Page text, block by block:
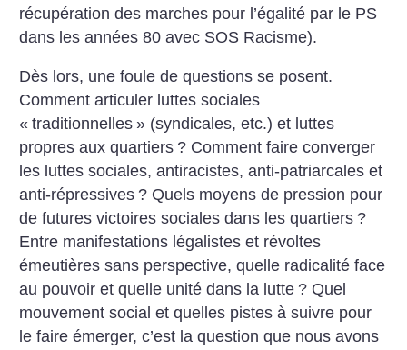
récupération des marches pour l’égalité par le PS
dans les années 80 avec SOS Racisme).
Dès lors, une foule de questions se posent.
Comment articuler luttes sociales
« traditionnelles » (syndicales, etc.) et luttes
propres aux quartiers ? Comment faire converger
les luttes sociales, antiracistes, anti-patriarcales et
anti-répressives ? Quels moyens de pression pour
de futures victoires sociales dans les quartiers ?
Entre manifestations légalistes et révoltes
émeutières sans perspective, quelle radicalité face
au pouvoir et quelle unité dans la lutte ? Quel
mouvement social et quelles pistes à suivre pour
le faire émerger, c’est la question que nous avons